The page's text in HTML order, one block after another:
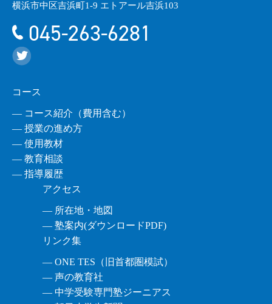
横浜市中区吉浜町1-9 エトアール吉浜103
045-263-6281
コース
― コース紹介（費用含む）
― 授業の進め方
― 使用教材
― 教育相談
― 指導履歴
アクセス
― 所在地・地図
― 塾案内(ダウンロードPDF)
リンク集
― ONE TES（旧首都圏模試）
― 声の教育社
― 中学受験専門塾ジーニアス